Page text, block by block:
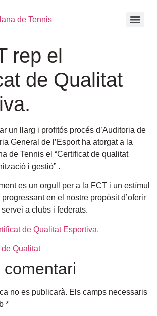
rep el
de Qualitat
un llarg i profitós procés d’Auditoria de
General de l’Esport ha atorgat a la
de Tennis el “Certificat de qualitat
i gestió” .
es un orgull per a la FCT i un estímul
en el nostre propòsit d’oferir
a clubs i federats.
Qualitat
no es publicarà. Els camps necessaris
*